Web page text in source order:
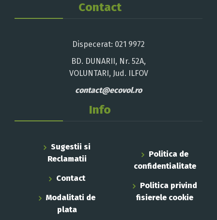
Contact
Dispecerat: 021 9972
BD. DUNARII, Nr. 52A,
VOLUNTARI, Jud. ILFOV
contact@ecovol.ro
Info
Sugestii si
Reclamatii
Contact
Modalitati de
plata
Politica de
confidentialitate
Politica privind
fisierele cookie